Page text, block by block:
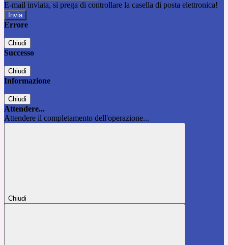
E-mail inviata, si prega di controllare la casella di posta elettronica!
Errore
Chiudi
Successo
Chiudi
Informazione
Chiudi
Attendere...
Attendere il completamento dell'operazione...
Chiudi